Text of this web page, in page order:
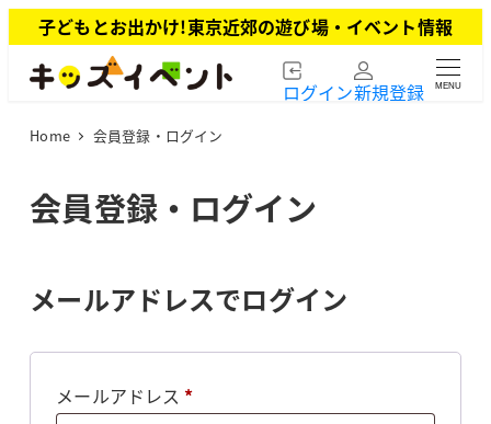
イ
子どもとお出かけ!東京近郊の遊び場・イベント情報
ログイン新規登録 MENU
Home 会員登録・ログイン
会員登録・ログイン
メールアドレスでログイン
メールアドレス *必